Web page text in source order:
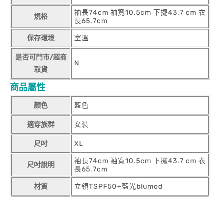
規格
袖長74cm 袖寬10.5cm 下擺43.7 cm 衣
長65.7cm
保存環境 室溫
是否可門市/超商
取貨
N
商品屬性
顏色 藍色
適穿族群 女裝
尺吋 XL
尺吋說明
袖長74cm 袖寬10.5cm 下擺43.7 cm 衣
長65.7cm
材質 立領TSPF50+藍光blumod